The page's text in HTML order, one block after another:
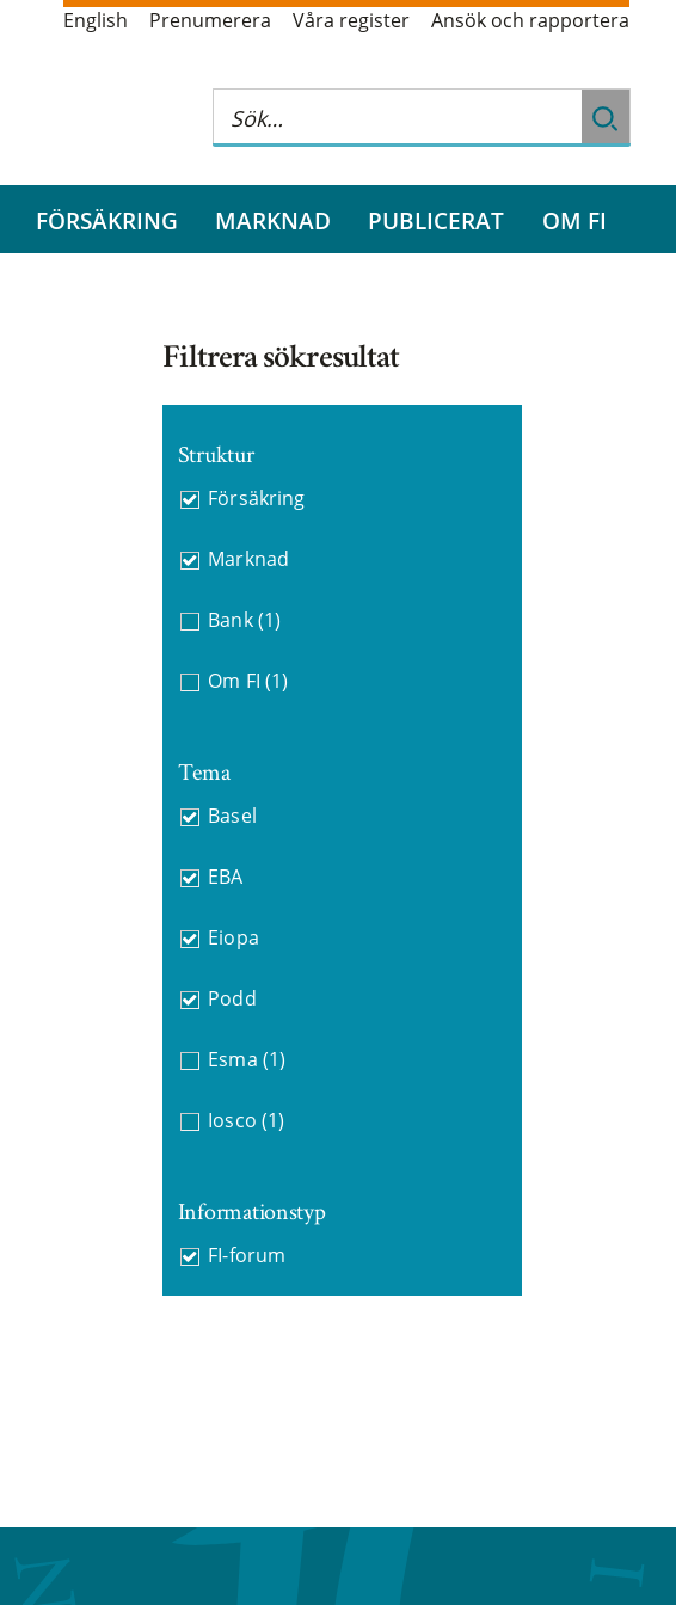
English Prenumerera Våra register Ansök och rapportera
FÖRSÄKRING MARKNAD PUBLICERAT OM FI
Filtrera sökresultat
Struktur
Försäkring
Marknad
Bank (1)
Om FI (1)
Tema
Basel
EBA
Eiopa
Podd
Esma (1)
Iosco (1)
Informationstyp
FI-forum